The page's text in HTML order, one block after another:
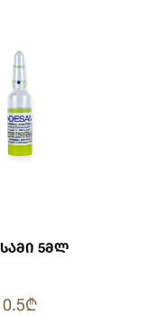
5მლ
0.5₾